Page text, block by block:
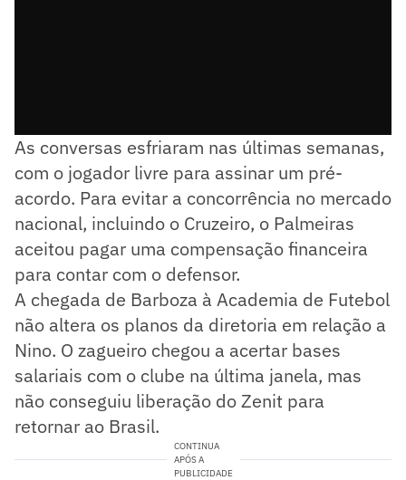
As conversas esfriaram nas últimas semanas,
com o jogador livre para assinar um pré-
acordo. Para evitar a concorrência no mercado
nacional, incluindo o Cruzeiro, o Palmeiras
aceitou pagar uma compensação financeira
para contar com o defensor.
A chegada de Barboza à Academia de Futebol
não altera os planos da diretoria em relação a
Nino. O zagueiro chegou a acertar bases
salariais com o clube na última janela, mas
não conseguiu liberação do Zenit para
retornar ao Brasil.
CONTINUA
APÓS A
PUBLICIDADE